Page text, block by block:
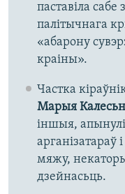
паставіла
палітычнага
«абарону
краіны».
Частка
Марыя
іншыя,
арганізатараў
мяжу,
дзейнасьць.